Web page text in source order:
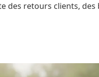
des retours clients,